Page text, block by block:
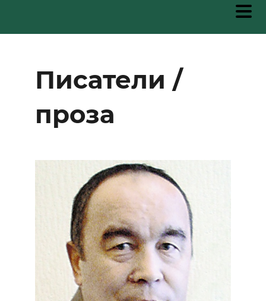
Писатели /
проза